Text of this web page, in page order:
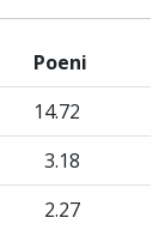
Poeni
14.72
3.18
2.27